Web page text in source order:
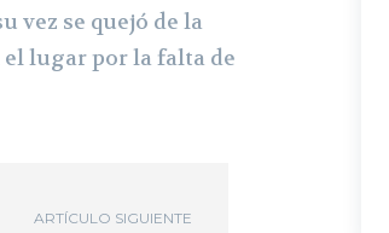
vez se quejó de la
lugar por la falta de
ARTÍCULO SIGUIENTE